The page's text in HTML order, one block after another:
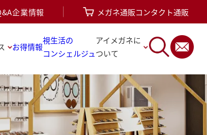
企業情報 メガネ通販コンタクト通販
お得情報
視生活の
コンシェルジュ
アイメガネに
ついて